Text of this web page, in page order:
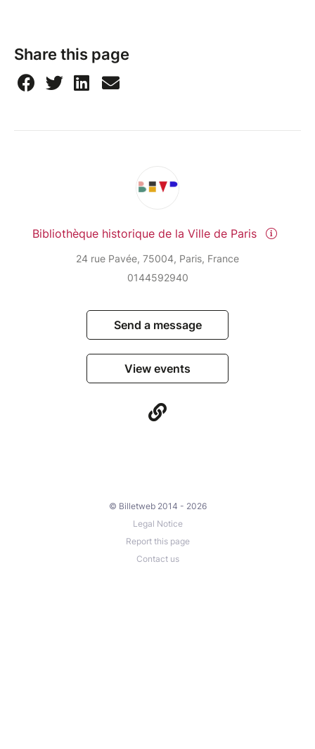
Share this page
Bibliothèque historique de la Ville de Paris
24 rue Pavée, 75004, Paris, France
0144592940
Send a message
View events
© Billetweb 2014 - 2026
Legal Notice
Report this page
Contact us